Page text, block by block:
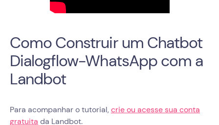
Como Construir um Chatbot
Dialogflow-WhatsApp com a
Landbot
Para acompanhar o tutorial, crie ou acesse sua conta
gratuita da Landbot.